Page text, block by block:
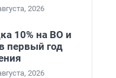
2026
10% на ВО и
первый год
2026